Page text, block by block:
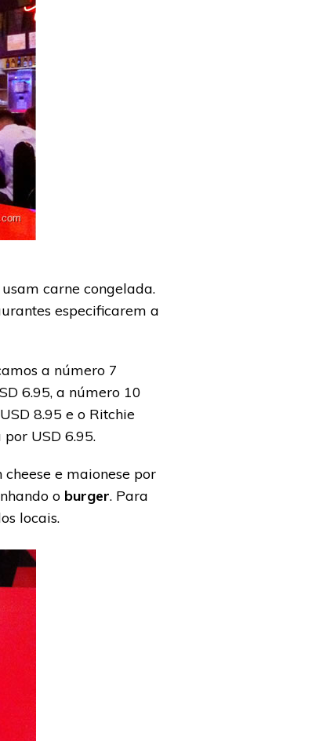
carne congelada.
especificarem a
a número 7
6.95, a número 10
8.95 e o Ritchie
USD 6.95.
cheese e maionese por
o burger. Para
locais.